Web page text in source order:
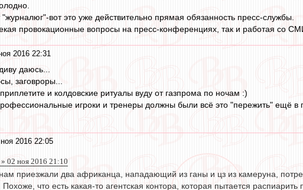
"журналюг"-вот это уже действительно прямая обязанность пресс-службы.
провокационные вопросы на пресс-конференциях, так и работая со
2016 22:31
даюсь...
заговроры...
и колдовские ритуалы вуду от газпрома по ночам :)
игроки и тренеры должны были всё это "пережить" ещё в
2016 22:05
02 ноя 2016 21:10
приезжали два африканца, нападающий из ганы и цз из камеруна,
Похоже, что есть какая-то агентская контора, которая пытается